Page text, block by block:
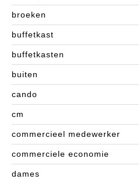
broeken
buffetkast
buffetkasten
buiten
cando
cm
commercieel medewerker
commerciele economie
dames